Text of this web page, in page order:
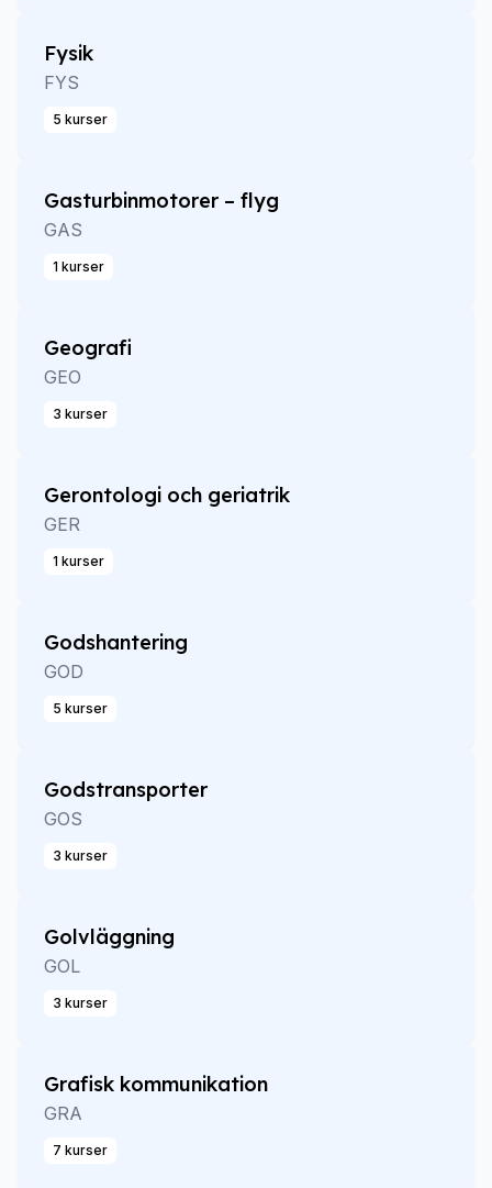
Fysik
FYS
5 kurser
Gasturbinmotorer – flyg
GAS
1 kurser
Geografi
GEO
3 kurser
Gerontologi och geriatrik
GER
1 kurser
Godshantering
GOD
5 kurser
Godstransporter
GOS
3 kurser
Golvläggning
GOL
3 kurser
Grafisk kommunikation
GRA
7 kurser